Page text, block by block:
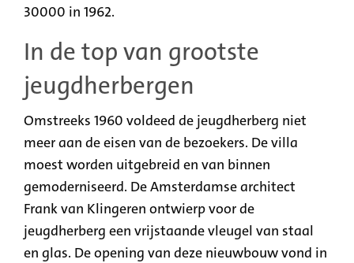
30000 in 1962.
In de top van grootste
jeugdherbergen
Omstreeks 1960 voldeed de jeugdherberg niet
meer aan de eisen van de bezoekers. De villa
moest worden uitgebreid en van binnen
gemoderniseerd. De Amsterdamse architect
Frank van Klingeren ontwierp voor de
jeugdherberg een vrijstaande vleugel van staal
en glas. De opening van deze nieuwbouw vond in